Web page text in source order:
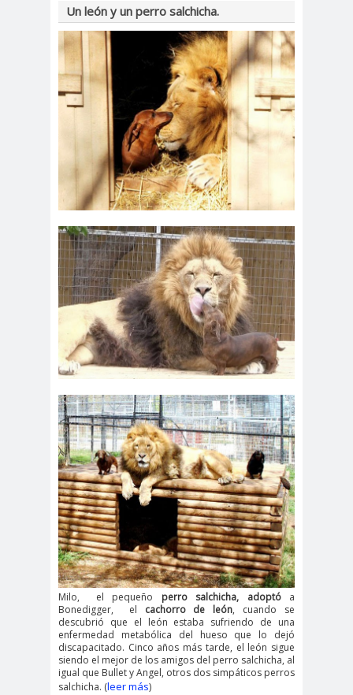
Un león y un perro salchicha.
Milo, el pequeño perro salchicha, adoptóa
Bonedigger, el cachorro de león, cuando se
descubrió que el león estaba sufriendo de una
enfermedad metabólica del hueso que lo dejó
discapacitado. Cinco años más tarde, el león sigue
siendo el mejor de los amigos del perro salchicha, al
igual que Bullet y Angel, otros dos simpáticos perros
salchicha. (leer más)